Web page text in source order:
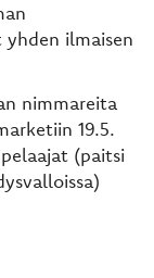
ilmaisen
nimmareita
19.5.
(paitsi